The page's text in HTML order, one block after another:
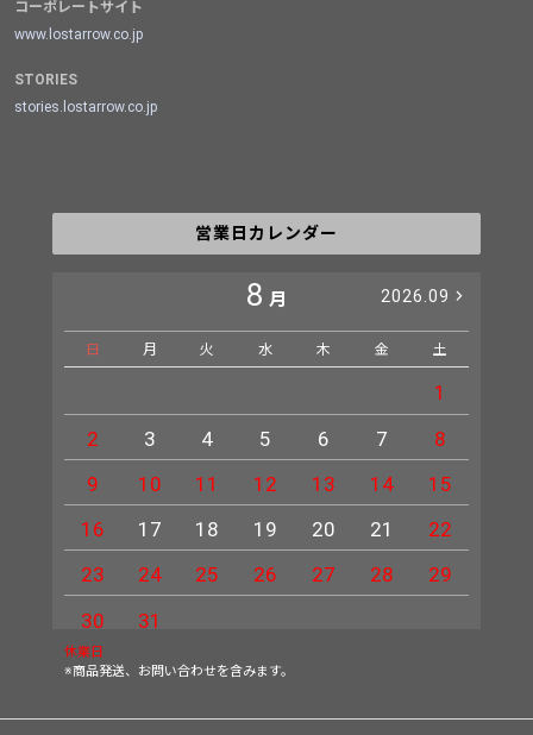
コーポレートサイト
www.lostarrow.co.jp
STORIES
stories.lostarrow.co.jp
営業日カレンダー
8 月 2026.09
日 月 火 水 木 金 土
1
2
3 4 5 6 7
8
9
10 11 12 13 14
15
16
17 18 19 20 21
22
23
24 25 26 27 28
29
30
31
休業日
※商品発送、お問い合わせを含みます。